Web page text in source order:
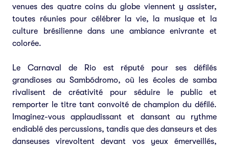
venues des quatre coins du globe viennent y assister,
toutes réunies pour célébrer la vie, la musique et la
culture brésilienne dans une ambiance enivrante et
colorée.
Le Carnaval de Rio est réputé pour ses défilés
grandioses au Sambódromo, où les écoles de samba
rivalisent de créativité pour séduire le public et
remporter le titre tant convoité de champion du défilé.
Imaginez-vous applaudissant et dansant au rythme
endiablé des percussions, tandis que des danseurs et des
danseuses virevoltent devant vos yeux émerveillés,